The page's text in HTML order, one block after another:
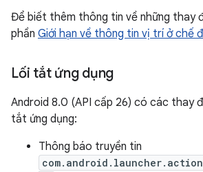
Để biết thêm thông tin về những thay
phần Giới hạn về thông tin vị trí ở chế
Lối tắt ứng dụng
Android 8.0 (API cấp 26) có các thay
tắt ứng dụng:
Thông báo truyền tin